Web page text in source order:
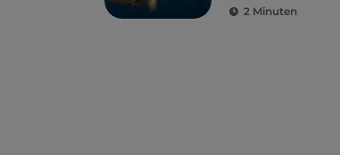
2 Minuten